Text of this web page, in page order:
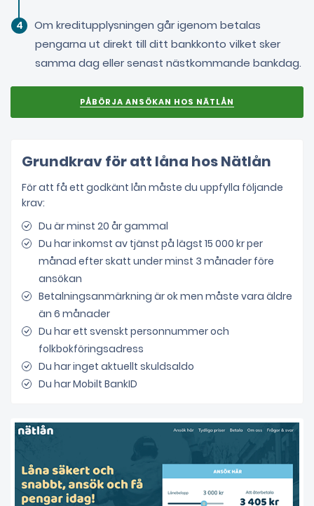
Om kreditupplysningen går igenom betalas
pengarna ut direkt till ditt bankkonto vilket sker
samma dag eller senast nästkommande bankdag.
Grundkrav för att låna hos Nätlån
För att få ett godkänt lån måste du uppfylla följande
krav:
Du är minst 20 år gammal
Du har inkomst av tjänst på lägst 15 000 kr per
månad efter skatt under minst 3 månader före
ansökan
Betalningsanmärkning är ok men måste vara äldre
än 6 månader
Du har ett svenskt personnummer och
folkbokföringsadress
Du har inget aktuellt skuldsaldo
Du har Mobilt BankID